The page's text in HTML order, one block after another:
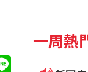
一周熱